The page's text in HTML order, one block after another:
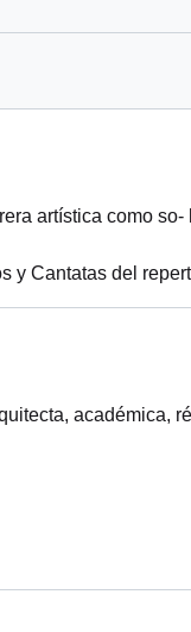
artística como
y Cantatas del
académica,